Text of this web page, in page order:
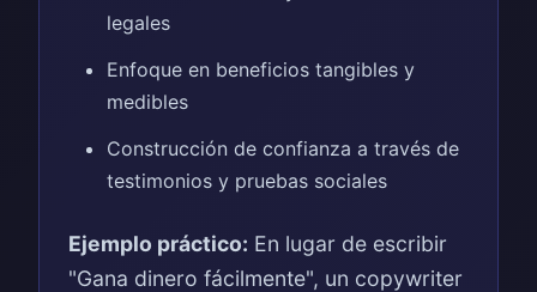
legales
Enfoque en beneficios tangibles y
medibles
Construcción de confianza a través de
testimonios y pruebas sociales
Ejemplo práctico: En lugar de escribir
"Gana dinero fácilmente", un copywriter